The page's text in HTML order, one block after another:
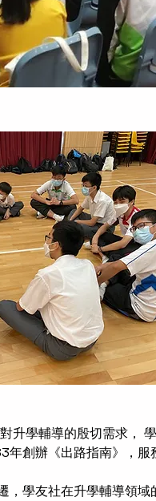
升學輔導的殷切需求，
年創辦《出路指南》，服
，學友社在升學輔導領